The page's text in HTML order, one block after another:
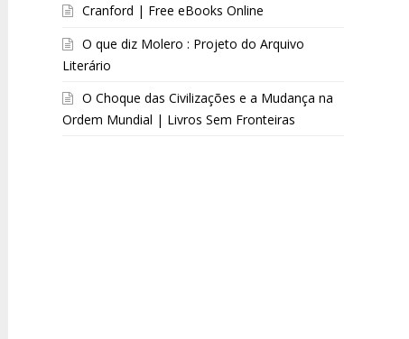
Cranford | Free eBooks Online
O que diz Molero : Projeto do Arquivo
Literário
O Choque das Civilizações e a Mudança na
Ordem Mundial | Livros Sem Fronteiras